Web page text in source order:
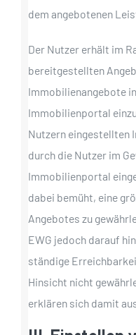
dem angebotenen
Der Nutzer erhält im
bereitgestellten
Immobilienangebote
Immobilienportal
Nutzern eingestellten
durch die Nutzer im
Immobilienportal
dabei bemüht, eine
Angebotes zu
EWG jedoch darauf
ständige
Hinsicht nicht
erklären sich damit